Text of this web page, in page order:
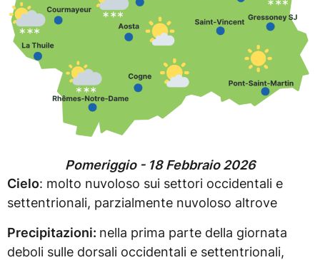
Pomeriggio - 18 Febbraio 2026
Cielo: molto nuvoloso sui settori occidentali e
settentrionali, parzialmente nuvoloso altrove
Precipitazioni: nella prima parte della giornata
deboli sulle dorsali occidentali e settentrionali,